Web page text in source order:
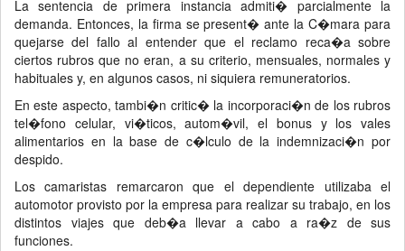
La sentencia de primera instancia admiti� parcialmente la
demanda. Entonces, la firma se present� ante la C�mara para
quejarse del fallo al entender que el reclamo reca�a sobre
ciertos rubros que no eran, a su criterio, mensuales, normales y
habituales y, en algunos casos, ni siquiera remuneratorios.
En este aspecto, tambi�n critic� la incorporaci�n de los rubros
tel�fono celular, vi�ticos, autom�vil, el bonus y los vales
alimentarios en la base de c�lculo de la indemnizaci�n por
despido.
Los camaristas remarcaron que el dependiente utilizaba el
automotor provisto por la empresa para realizar su trabajo, en los
distintos viajes que deb�a llevar a cabo a ra�z de sus
funciones.